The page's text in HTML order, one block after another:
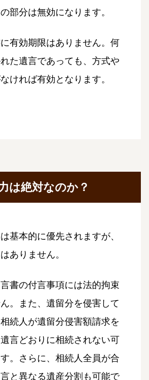
部分は無効になります。
有効期限はありません。何
た遺言であっても、方式や
ければ有効となります。
は絶対なのか？
基本的に優先されますが、
ありません。
書の付言事項には法的拘束
。また、遺留分を侵害して
続人が遺留分侵害額請求を
言どおりに相続されない可
。さらに、相続人全員が合
と異なる遺産分割も可能で